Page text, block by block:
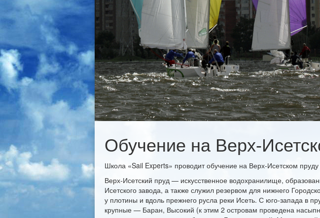
Обучение на Верх-
Школа «Sail Experts» проводит обучение на Верх-Исетском пруду
Верх-Исетский пруд — искусственное водохранилище,
Исетского завода, а также служил резервом для нижнего
у плотины и вдоль прежнего русла реки Исеть. С юго-запада в
крупные — Баран, Высокий (к этим 2 островам проведена